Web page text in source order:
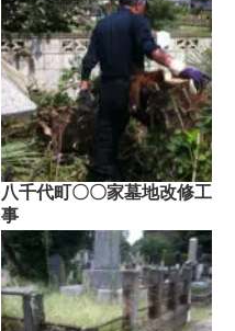
八千代町〇〇家墓地改修工
事